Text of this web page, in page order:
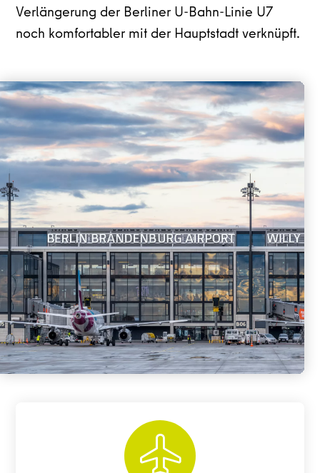
Verlängerung der Berliner U-Bahn-Linie U7
noch komfortabler mit der Hauptstadt verknüpft.